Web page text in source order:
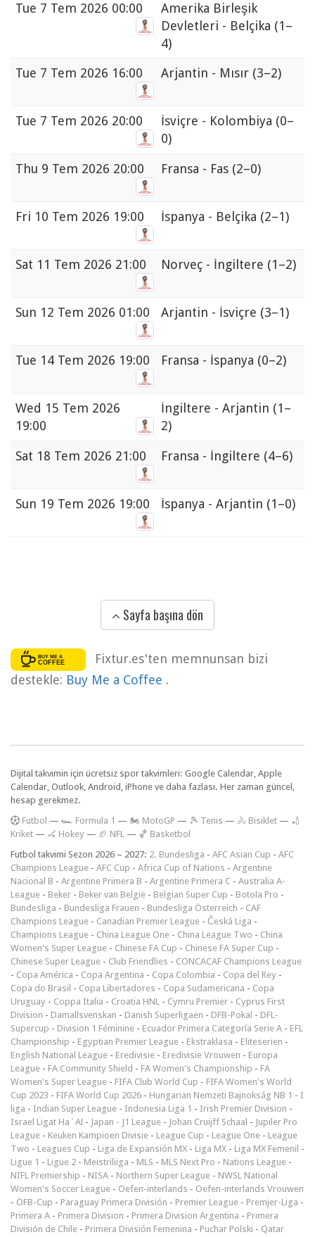
Tue 7 Tem 2026 00:00
Amerika Birleşik
Devletleri - Belçika (1–
4)
Tue 7 Tem 2026 16:00 Arjantin - Mısır (3–2)
Tue 7 Tem 2026 20:00 İsviçre - Kolombiya (0–
0)
Thu 9 Tem 2026 20:00 Fransa - Fas (2–0)
Fri 10 Tem 2026 19:00 İspanya - Belçika (2–1)
Sat 11 Tem 2026 21:00 Norveç - İngiltere (1–2)
Sun 12 Tem 2026 01:00 Arjantin - İsviçre (3–1)
Tue 14 Tem 2026 19:00 Fransa - İspanya (0–2)
Wed 15 Tem 2026
19:00
İngiltere - Arjantin (1–
2)
Sat 18 Tem 2026 21:00 Fransa - İngiltere (4–6)
Sun 19 Tem 2026 19:00 İspanya - Arjantin (1–0)
Sayfa başına dön
Fixtur.es'ten memnunsan bizi
destekle: Buy Me a Coffee .
Dijital takvimin için ücretsiz spor takvimleri: Google Calendar, Apple
Calendar, Outlook, Android, iPhone ve daha fazlası. Her zaman güncel,
hesap gerekmez.
Futbol — 🏎️ Formula 1 — 🏍 MotoGP — 🎾 Tenis — 🚴 Bisiklet — 🏏
Kriket — 🏑 Hokey — 🏈 NFL — 🏀 Basketbol
Futbol takvimi Sezon 2026 – 2027: 2. Bundesliga - AFC Asian Cup - AFC
Champions League - AFC Cup - Africa Cup of Nations - Argentine
Nacional B - Argentine Primera B - Argentine Primera C - Australia A-
League - Beker - Beker van België - Belgian Super Cup - Botola Pro -
Bundesliga - Bundesliga Frauen - Bundesliga Österreich - CAF
Champions League - Canadian Premier League - Česká Liga -
Champions League - China League One - China League Two - China
Women's Super League - Chinese FA Cup - Chinese FA Super Cup -
Chinese Super League - Club Friendlies - CONCACAF Champions League
- Copa América - Copa Argentina - Copa Colombia - Copa del Rey -
Copa do Brasil - Copa Libertadores - Copa Sudamericana - Copa
Uruguay - Coppa Italia - Croatia HNL - Cymru Premier - Cyprus First
Division - Damallsvenskan - Danish Superligaen - DFB-Pokal - DFL-
Supercup - Division 1 Féminine - Ecuador Primera Categoría Serie A - EFL
Championship - Egyptian Premier League - Ekstraklasa - Eliteserien -
English National League - Eredivisie - Eredivisie Vrouwen - Europa
League - FA Community Shield - FA Women's Championship - FA
Women's Super League - FIFA Club World Cup - FIFA Women's World
Cup 2023 - FIFA World Cup 2026 - Hungarian Nemzeti Bajnokság NB 1 - I
liga - Indian Super League - Indonesia Liga 1 - Irish Premier Division -
Israel Ligat Ha`Al - Japan - J1 League - Johan Cruijff Schaal - Jupiler Pro
League - Keuken Kampioen Divisie - League Cup - League One - League
Two - Leagues Cup - Liga de Expansión MX - Liga MX - Liga MX Femenil -
Ligue 1 - Ligue 2 - Meistriliiga - MLS - MLS Next Pro - Nations League -
NIFL Premiership - NISA - Northern Super League - NWSL National
Women's Soccer League - Oefen-interlands - Oefen-interlands Vrouwen
- ÖFB-Cup - Paraguay Primera División - Premier League - Premjer-Liga -
Primera A - Primera Division - Primera Division Argentina - Primera
División de Chile - Primera División Femenina - Puchar Polski - Qatar